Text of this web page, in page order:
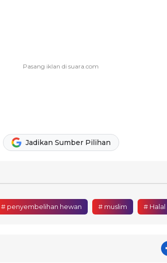
Jadikan Sumber Pilihan
# penyembelihan hewan # muslim # Halal